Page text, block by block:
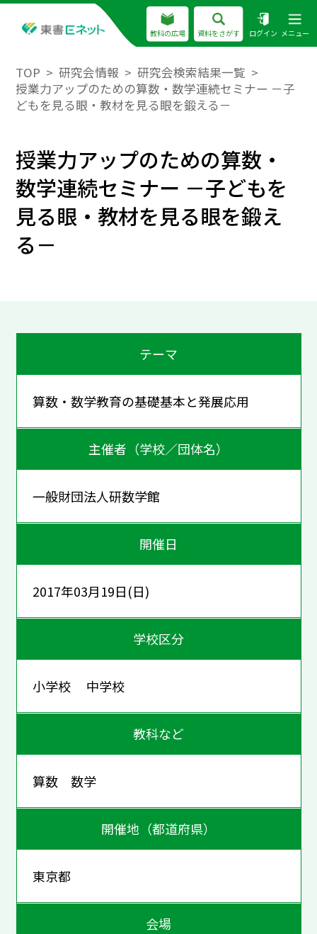
教科の広場 資料をさがす ログイン メニュー
TOP 研究会情報
研究会検索結果一覧
授業力アップのための算数・数学連続セミナー －子
どもを見る眼・教材を見る眼を鍛える－
授業力アップのための算数・
数学連続セミナー －子どもを
見る眼・教材を見る眼を鍛え
る－
テーマ
算数・数学教育の基礎基本と発展応用
主催者（学校／団体名）
一般財団法人研数学館
開催日
2017年03月19日(日)
学校区分
小学校 中学校
教科など
算数 数学
開催地（都道府県）
東京都
会場